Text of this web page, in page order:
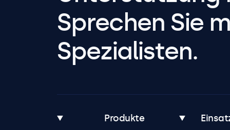
Sprechen Sie
Spezialisten.
Produkte